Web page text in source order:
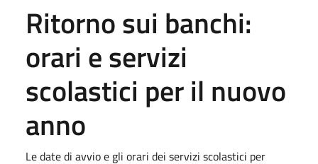
Ritorno sui banchi:
orari e servizi
scolastici per il nuovo
anno
Le date di avvio e gli orari dei servizi scolastici per